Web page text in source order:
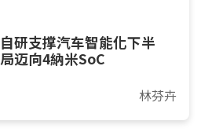
研支撑汽车智能化下半
迈向4納米SoC
林芬卉